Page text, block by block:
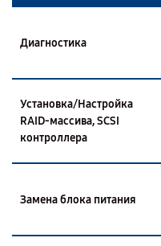
Диагностика
Установка/Настройка
RAID-массива, SCSI
контроллера
Замена блока питания